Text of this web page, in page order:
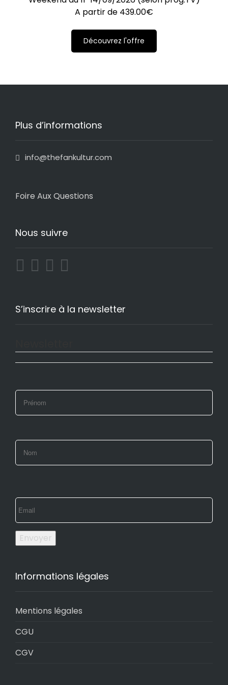
A partir de 439.00€
Découvrez l'offre
Plus d’informations
info@thefankultur.com
Foire Aux Questions
Nous suivre
S’inscrire à la newsletter
Envoyer
Informations légales
Mentions légales
CGU
CGV